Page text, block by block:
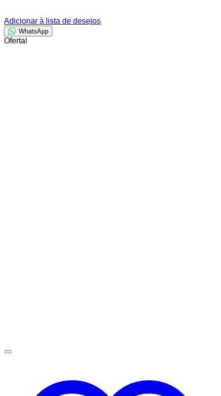
Adicionar à lista de desejos
WhatsApp
Oferta!